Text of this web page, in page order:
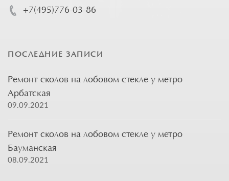
+7(495)776-03-86
ПОСЛЕДНИЕ ЗАПИСИ
Ремонт сколов на лобовом стекле у метро
Арбатская
09.09.2021
Ремонт сколов на лобовом стекле у метро
Бауманская
08.09.2021